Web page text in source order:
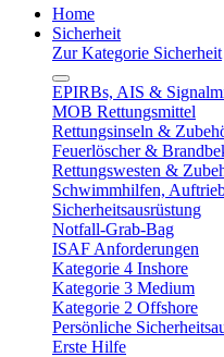
Home
Sicherheit
Zur Kategorie Sicherheit
EPIRBs, AIS &
MOB Rettungsmittel
Rettungsinseln &
Feuerlöscher &
Rettungswesten &
Schwimmhilfen,
Sicherheitsausrüstung
Notfall-Grab-Bag
ISAF Anforderungen
Kategorie 4 Inshore
Kategorie 3 Medium
Kategorie 2 Offshore
Persönliche
Erste Hilfe